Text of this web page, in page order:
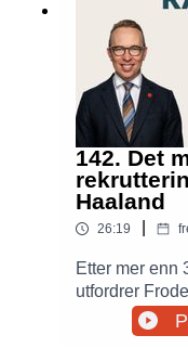
142. Det
Haaland
26:19
Etter mer enn
utfordrer
etablerte